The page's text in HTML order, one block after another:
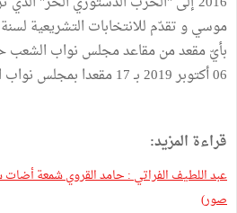
بأيّ مقعد من مقاعد مجلس نواب الشعب
06 أكتوبر 2019 بـ 17 مقعدا بمجلس نواب الشعب.
قراءة المزيد:
عبد اللطيف الفراتي : حامد القروي شمعة
صور)